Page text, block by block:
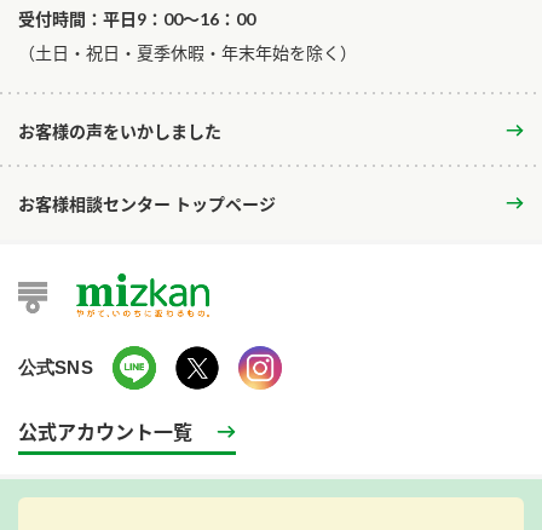
受付時間：平日9：00～16：00
​（土日・祝日・夏季休暇・年末年始を除く）
お客様の声をいかしました
お客様相談センター トップページ
公式SNS
公式アカウント一覧